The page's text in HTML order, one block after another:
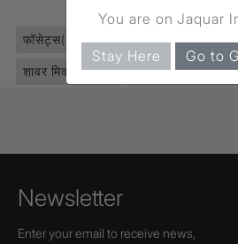
फॉसेट्स(2811) सिंगल लीवर (1295)
शावर मिक्सर(180) Florentine Prime
Newsletter
Enter your email to receive news,
You are on Jaquar
Stay Here Go to